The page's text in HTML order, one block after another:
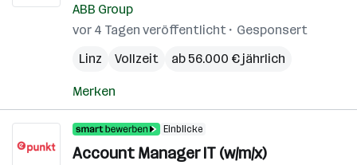
ABB Group
vor 4 Tagen veröffentlicht
Gesponsert
Linz
Vollzeit ab 56.000 € jährlich
Merken
Einblicke
Account Manager IT (w/m/x)